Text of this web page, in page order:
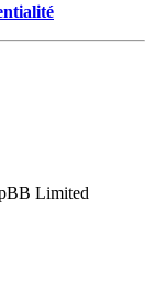
Limited